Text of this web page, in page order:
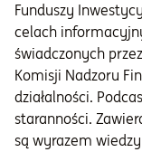
Funduszy
celach
świadczonych
Komisji Nadzoru
działalności.
staranności.
są wyrazem